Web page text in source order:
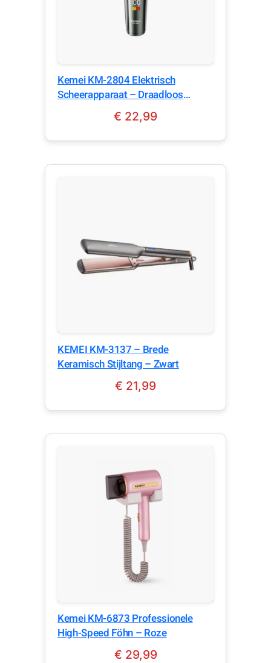
Kemei KM-2804 Elektrisch
Scheerapparaat – Draadloos
Oplaadbaar met LCD – IPX7
€ 22,99
KEMEI KM-3137 – Brede
Keramisch Stijltang – Zwart
€ 21,99
Kemei KM-6873 Professionele
High-Speed Föhn – Roze
€ 29,99